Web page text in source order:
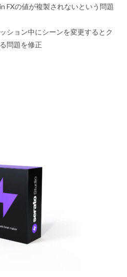
FXの値が複製されないという問題
ション中にシーンを変更するとク
問題を修正